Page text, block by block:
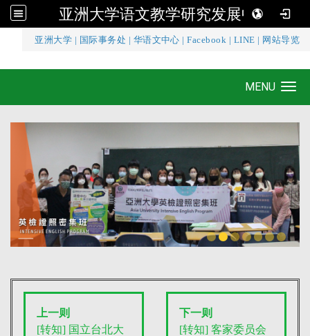
亚洲大学语文教学研究发展中心
亚洲大学 国际事务处 华语文中心 |Facebook LINE 网站导览
亚洲大学语文教学研究发展中心
MENU
上一则
[转知] 国立台北大
下一则
[转知] 客家委员会